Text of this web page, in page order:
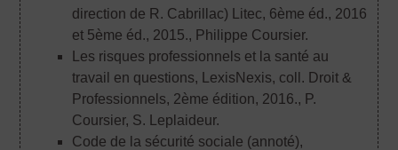
direction de R. Cabrillac) Litec, 6ème éd., 2016
et 5ème éd., 2015., Philippe Coursier.
Les risques professionnels et la santé au
travail en questions, LexisNexis, coll. Droit &
Professionnels, 2ème édition, 2016., P.
Coursier, S. Leplaideur.
Code de la sécurité sociale (annoté),